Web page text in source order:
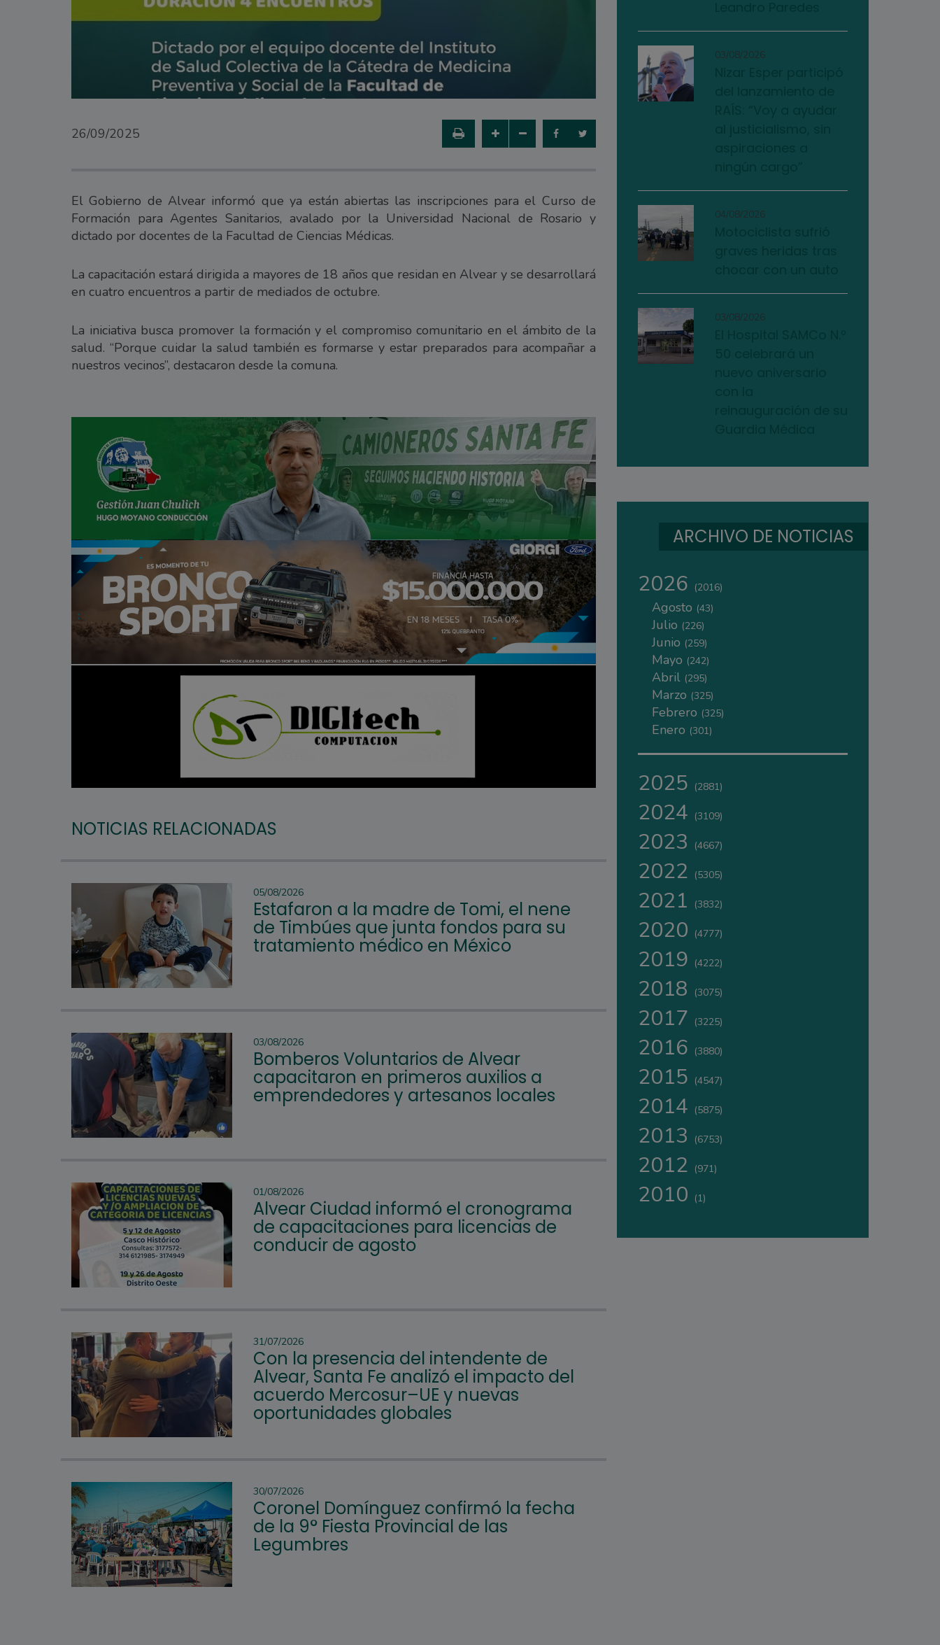
26/09/2025
El Gobierno de Alvear informó que ya están abiertas las inscripciones para el Curso de
Formación para Agentes Sanitarios, avalado por la Universidad Nacional de Rosario y
dictado por docentes de la Facultad de Ciencias Médicas.
La capacitación estará dirigida a mayores de 18 años que residan en Alvear y se desarrollará
en cuatro encuentros a partir de mediados de octubre.
La iniciativa busca promover la formación y el compromiso comunitario en el ámbito de la
salud. “Porque cuidar la salud también es formarse y estar preparados para acompañar a
nuestros vecinos”, destacaron desde la comuna.
NOTICIAS RELACIONADAS
05/08/2026
Estafaron a la madre de Tomi, el nene
de Timbúes que junta fondos para su
tratamiento médico en México
03/08/2026
Bomberos Voluntarios de Alvear
capacitaron en primeros auxilios a
emprendedores y artesanos locales
01/08/2026
Alvear Ciudad informó el cronograma
de capacitaciones para licencias de
conducir de agosto
31/07/2026
Con la presencia del intendente de
Alvear, Santa Fe analizó el impacto del
acuerdo Mercosur–UE y nuevas
oportunidades globales
30/07/2026
Coronel Domínguez confirmó la fecha
de la 9° Fiesta Provincial de las
Legumbres
03/08/2026
04/08/2026
03/08/2026
ARCHIVO DE NOTICIAS
2026 (2016)
Agosto (43)
Julio (226)
Junio (259)
Mayo (242)
Abril (295)
Marzo (325)
Febrero (325)
Enero (301)
2025 (2881)
2024 (3109)
2023 (4667)
2022 (5305)
2021 (3832)
2020 (4777)
2019 (4222)
2018 (3075)
2017 (3225)
2016 (3880)
2015 (4547)
2014 (5875)
2013 (6753)
2012 (971)
2010 (1)